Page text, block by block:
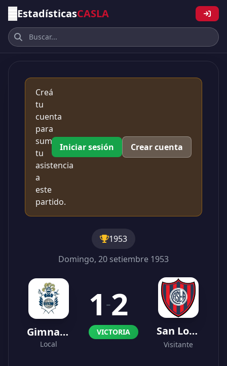
EstadísticasCASLA
Creá
tu
cuenta
para
sumar
tu
asistencia
a
este
partido.
Iniciar sesión Crear cuenta
1953
Domingo, 20 setiembre 1953
Gimnasia y Esgrima La Plata
Local
1 -2
VICTORIA San Lorenzo
Visitante